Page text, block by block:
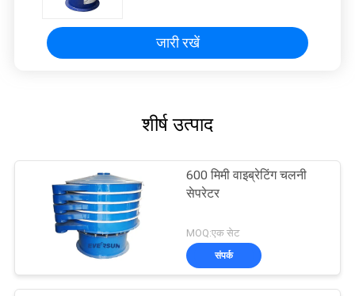
जारी रखें
शीर्ष उत्पाद
600 मिमी वाइब्रेटिंग चलनी
सेपरेटर
MOQ:एक सेट
संपर्क